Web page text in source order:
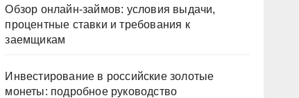
Обзор онлайн-займов: условия выдачи,
процентные ставки и требования к
заемщикам
Инвестирование в российские золотые
монеты: подробное руководство